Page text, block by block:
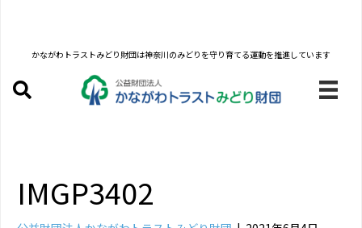
かながわトラストみどり財団は神奈川のみどりを守り育てる運動を推進しています
IMGP3402